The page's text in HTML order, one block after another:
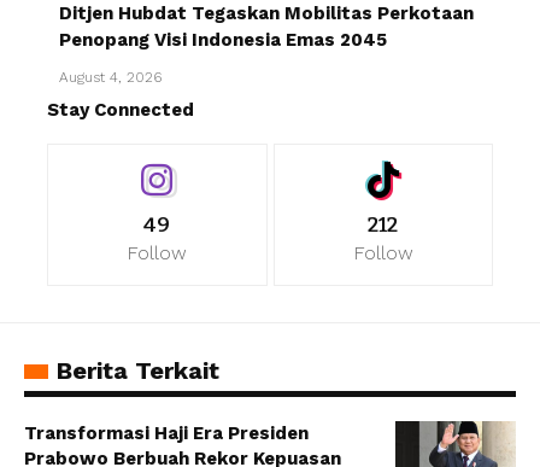
Ditjen Hubdat Tegaskan Mobilitas Perkotaan
Penopang Visi Indonesia Emas 2045
August 4, 2026
Stay Connected
49
Follow
212
Follow
Berita Terkait
Transformasi Haji Era Presiden
Prabowo Berbuah Rekor Kepuasan